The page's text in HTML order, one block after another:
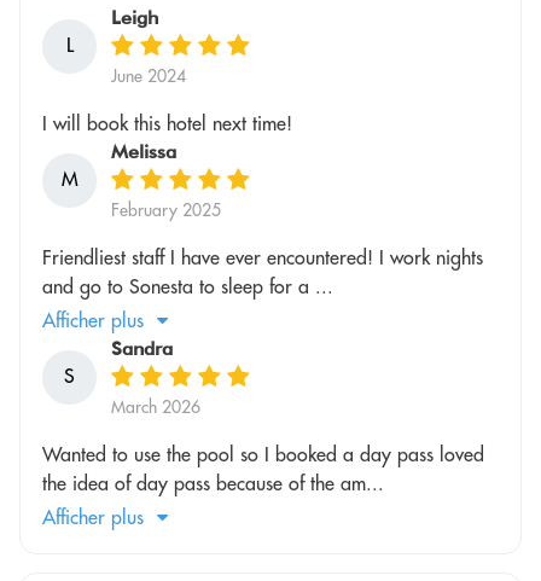
L
Leigh
June 2024
I will book this hotel next time!
M
Melissa
February 2025
Friendliest staff I have ever encountered! I work nights
and go to Sonesta to sleep for a ...
Afficher plus
S
Sandra
March 2026
Wanted to use the pool so I booked a day pass loved
the idea of day pass because of the am...
Afficher plus